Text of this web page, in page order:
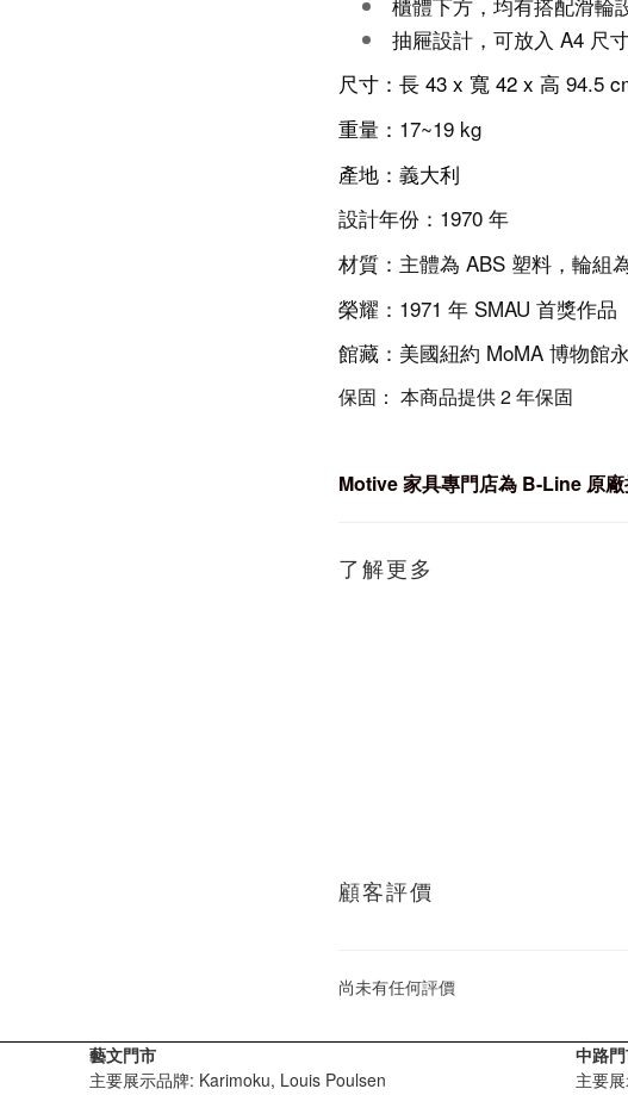
抽屜設計，可放入 A4 尺
尺寸：長 43 x 寬 42 x 高 94.5
重量： 17~19 kg
產地：義大利
設計年份：1970 年
材質：主體為 ABS 塑料，輪組
榮耀：1971 年 SMAU 首獎作品
館藏：美國紐約 MoMA 博物館
保固： 本商品提供 2 年保固
Motive家具專門店為 B-Line 原
了解更多
顧客評價
尚未有任何評價
藝文門市
主要展示品牌: Karimoku, Louis Poulsen
中路
主要